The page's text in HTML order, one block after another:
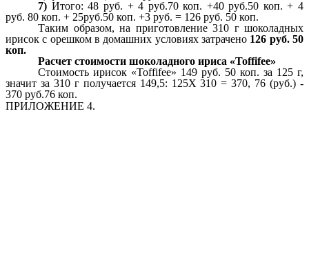
7) Итого: 48 руб. + 4 руб.70 коп. +40 руб.50 коп. + 4
руб. 80 коп. + 25руб.50 коп. +3 руб. = 126 руб. 50 коп.
Таким образом, на приготовление 310 г шоколадных
ирисок с орешком в домашних условиях затрачено 126 руб. 50
коп.
Расчет стоимости шоколадного ириса «Toffifee»
Стоимость ирисок «Toffifee» 149 руб. 50 коп. за 125 г,
значит за 310 г получается 149,5: 125Х 310 = 370, 76 (руб.) -
370 руб.76 коп.
ПРИЛОЖЕНИЕ 4.